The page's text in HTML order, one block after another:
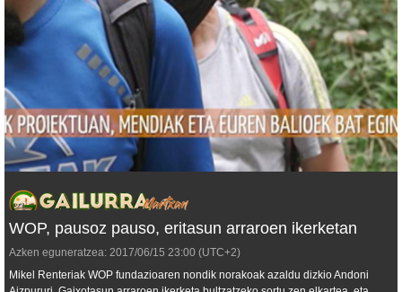
WOP, pausoz pauso, eritasun arraroen ikerketan
Azken eguneratzea: 2017/06/15 23:00 (UTC+2)
Mikel Renteriak WOP fundazioaren nondik norakoak azaldu dizkio Andoni